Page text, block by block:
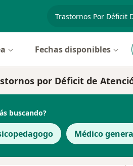
especialidad,
Fechas disponibles
por Déficit de
buscando?
Médico